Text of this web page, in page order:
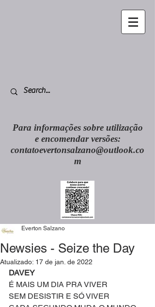
Para informações sobre utilização
e encomendar versões:
contatoevertonsalzano@outlook.co
m
Newsies - Seize the Day
Everton Salzano
Atualizado: 17 de jan. de 2022
DAVEY
É MAIS UM DIA PRA VIVER
SEM DESISTIR E SÓ VIVER